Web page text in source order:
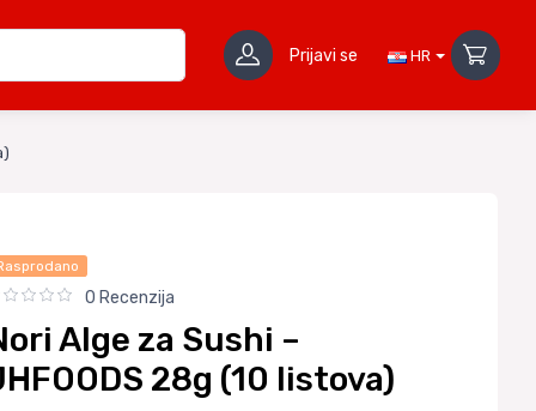
Prijavi se HR
0 Recenzija
Alge za Sushi –
28g (10 listova)